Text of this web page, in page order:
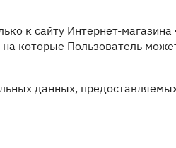
к сайту Интернет-
на которые Пользователь
данных,